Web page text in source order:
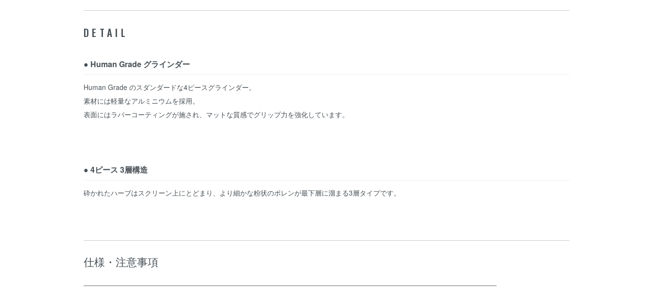
DETAIL
● Human Grade グラインダー
Human Grade のスダンダードな4ピースグラインダー。
素材には軽量なアルミニウムを採用。
表面にはラバーコーティングが施され、マットな質感でグリップ力を強化しています。
● 4ピース 3層構造
砕かれたハーブはスクリーン上にとどまり、より細かな粉状のポレンが最下層に溜まる3層タイプです。
仕様・注意事項